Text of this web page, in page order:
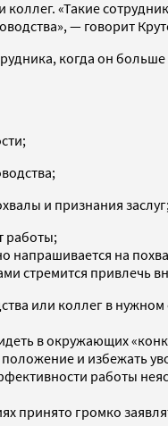
коллег. «Такие
— говорит
когда он
и признания
работы;
напрашивается на
стремится привлечь
или коллег в
в окружающих
и избежать
работы
принято громко